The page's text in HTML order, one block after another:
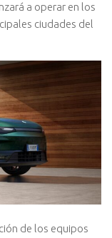
a operar en los
ciudades del
de los equipos